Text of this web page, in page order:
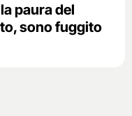
paura del
sono fuggito